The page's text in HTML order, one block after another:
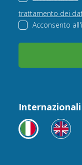
trattamento dei
Acconsento
Internazionali